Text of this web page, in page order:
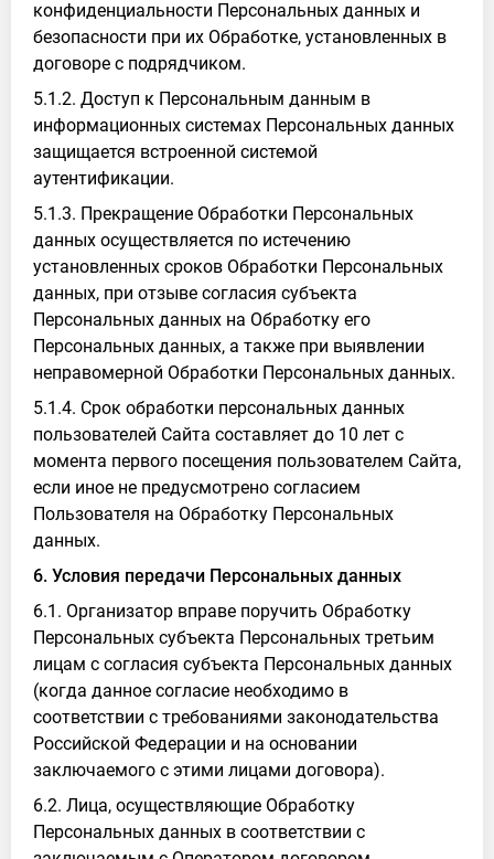
конфиденциальности Персональных данных и
безопасности при их Обработке, установленных в
договоре с подрядчиком.
5.1.2. Доступ к Персональным данным в
информационных системах Персональных данных
защищается встроенной системой
аутентификации.
5.1.3. Прекращение Обработки Персональных
данных осуществляется по истечению
установленных сроков Обработки Персональных
данных, при отзыве согласия субъекта
Персональных данных на Обработку его
Персональных данных, а также при выявлении
неправомерной Обработки Персональных данных.
5.1.4. Срок обработки персональных данных
пользователей Сайта составляет до 10 лет с
момента первого посещения пользователем Сайта,
если иное не предусмотрено согласием
Пользователя на Обработку Персональных
данных.
6. Условия передачи Персональных данных
6.1. Организатор вправе поручить Обработку
Персональных субъекта Персональных третьим
лицам с согласия субъекта Персональных данных
(когда данное согласие необходимо в
соответствии с требованиями законодательства
Российской Федерации и на основании
заключаемого с этими лицами договора).
6.2. Лица, осуществляющие Обработку
Персональных данных в соответствии с